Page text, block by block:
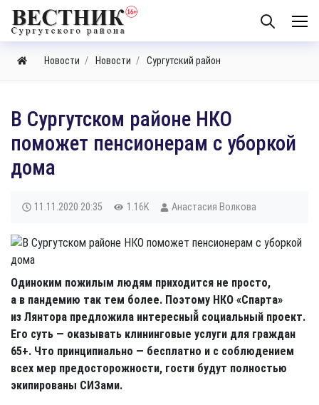
Новости Новости Сургутский район
В Сургутском районе НКО
поможет пенсионерам с уборкой
дома
11.11.2020 20:35 1.16K Анастасия Волкова
Одиноким пожилым людям приходится не просто,
а в пандемию так тем более. Поэтому НКО «Спарта»
из Лянтора предложила интересный̆ социальный проект.
Его суть — оказывать клининговые услуги для граждан
65+. Что принципиально — бесплатно и с соблюдением
всех мер предосторожности, гости будут полностью
экипированы СИЗами.